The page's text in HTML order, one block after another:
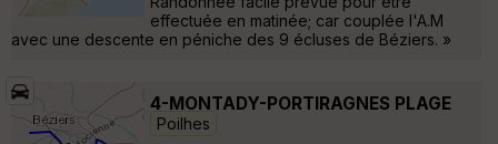
effectuée en matinée; car couplée l'A.M
avec une descente en péniche des 9 écluses de Béziers. »
4-MONTADY-PORTIRAGNES PLAGE
Poilhes